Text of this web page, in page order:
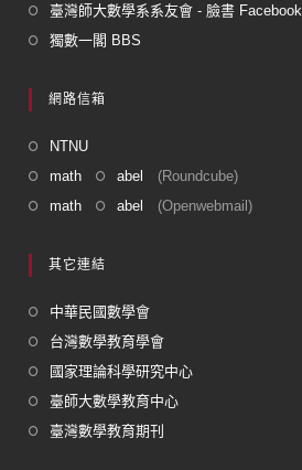
臺灣師大數學系系友會 - 臉書 Facebook
獨數一閣 BBS
網路信箱
NTNU
math
abel (Roundcube)
math
abel (Openwebmail)
其它連結
中華民國數學會
台灣數學教育學會
國家理論科學研究中心
臺師大數學教育中心
臺灣數學教育期刊